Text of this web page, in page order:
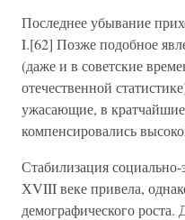
Последнее убывание
I.[62] Позже подобное
(даже и в советские
отечественной
ужасающие, в
компенсировались
Стабилизация
ХVIII веке привела,
демографического